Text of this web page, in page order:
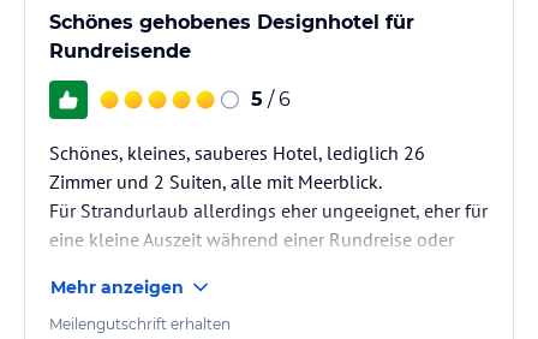
Schönes gehobenes Designhotel für
Rundreisende
5 / 6
Schönes, kleines, sauberes Hotel, lediglich 26
Zimmer und 2 Suiten, alle mit Meerblick.
Für Strandurlaub allerdings eher ungeeignet, eher für
eine kleine Auszeit während einer Rundreise oder
Der Service ist gut und sehr freundlich aber
ausbaufähig.
Mehr anzeigen
Meilengutschrift erhalten